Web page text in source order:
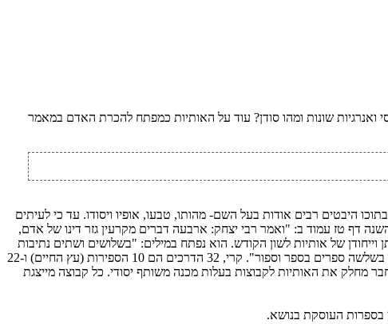
ואנרגיות שונות ומהו סודן? עוד על האותיות כמפתח להכרת האדם במאמר
היבטים רבים אודות בעל השם- מהותו, טבעו, אופיו ויסודו. עד כי לעיתים
דף טז עמוד ב: "ואמר רבי יצחק: ארבעה דברים מקרעין גזר דינו של אדם,
של אותיות לשון הקודש. הוא נפתח במילים: "בשלושים ושתים נתיבות
פליאות חכמה חקק יה יהוה צבאות אלוהי ישראל אלוהים חיים ומלך עולם אל שדי רחום וחנון רם ונשא שוכן עד מרום וקדוש שמו וברא את עולמו בשלשה ספרים בספר וספור". קרי, 32 הדרכים הם 10 הספירות (עץ החיים) ו-22
את האותיות לקבוצות בעלות מכנה משותף יסודי. כל קבוצה מייצגת
בספרות העוסקת בנושא.